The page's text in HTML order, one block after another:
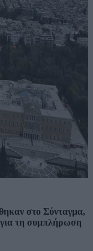
στο Σύνταγμα,
για τη συμπλήρωση